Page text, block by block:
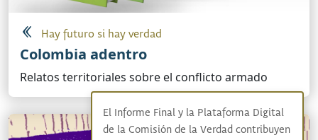
Hay futuro si hay verdad
Colombia adentro
Relatos territoriales sobre el conflicto armado
El Informe Final y la Plataforma Digital
de la Comisión de la Verdad contribuyen